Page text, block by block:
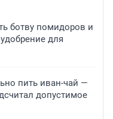
ботву помидоров и
для
пить иван-чай —
допустимое